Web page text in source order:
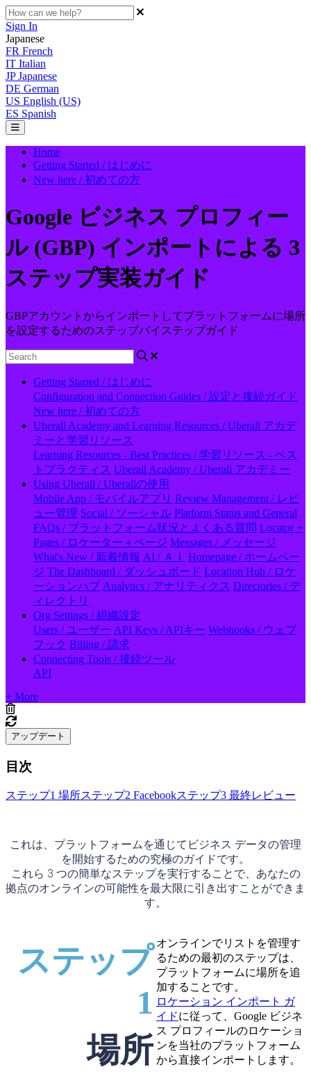
Sign In
Japanese
FR French
IT Italian
JP Japanese
DE German
US English (US)
ES Spanish
Home
Getting Started / はじめに
New here / 初めての方
Google ビジネス プロフィー
ル (GBP) インポートによる 3
ステップ実装ガイド
GBPアカウントからインポートしてプラットフォームに場所
を設定するためのステップバイステップガイド
Getting Started / はじめに
Configuration and Connection Guides / 設定と接続ガイド
New here / 初めての方
Uberall Academy and Learning Resources / Uberall アカデ
ミーと学習リソース
Learning Resources - Best Practices / 学習リソース - ベス
トプラクティス Uberall Academy / Uberall アカデミー
Using Uberall / Uberallの使用
Mobile App / モバイルアプリ Review Management / レビ
ュー管理 Social / ソーシャル Platform Status and General
FAQs / プラットフォーム状況とよくある質問 Locator +
Pages / ロケーター＋ページ Messages / メッセージ
What's New / 新着情報 AI / ＡＩ
Homepage / ホームペー
ジ The Dashboard / ダッシュボード Location Hub / ロケ
ーションハブ Analytics / アナリティクス Directories / デ
ィレクトリ
Org Settings / 組織設定
Users / ユーザー API Keys / APIキー Webhooks / ウェブ
フック Billing / 請求
Connecting Tools / 接続ツール
API
+ More
アップデート
目次
ステップ1 場所ステップ2 Facebookステップ3 最終レビュー
これは、プラットフォームを通じてビジネス データの管理
を開始するための究極のガイドです。
これら 3 つの簡単なステップを実行することで、あなたの
拠点のオンラインの可能性を最大限に引き出すことができま
す。
ステップ
1
場所
オンラインでリストを管理す
るための最初のステップは、
プラットフォームに場所を追
加することです。
ロケーション インポート ガ
イドに従って、Google ビジネ
ス プロフィールのロケーショ
ンを当社のプラットフォーム
から直接インポートします。